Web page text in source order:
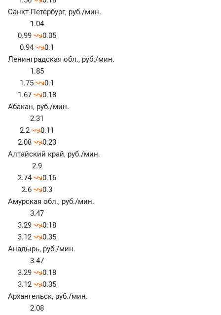
Санкт-Петербург, руб./мин.
1.04
0.99
0.05
0.94
0.1
Ленинградская обл., руб./мин.
1.85
1.75
0.1
1.67
0.18
Абакан, руб./мин.
2.31
2.2
0.11
2.08
0.23
Алтайский край, руб./мин.
2.9
2.74
0.16
2.6
0.3
Амурская обл., руб./мин.
3.47
3.29
0.18
3.12
0.35
Анадырь, руб./мин.
3.47
3.29
0.18
3.12
0.35
Архангельск, руб./мин.
2.08